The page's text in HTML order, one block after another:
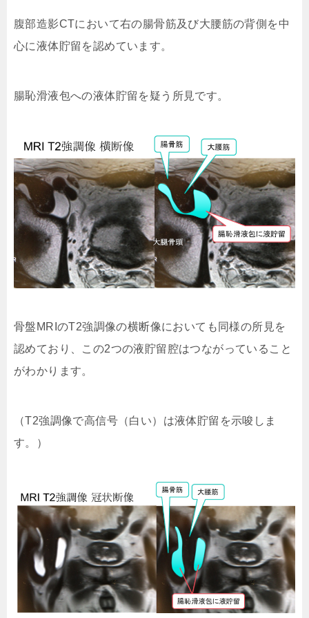
腹部造影CTにおいて右の腸骨筋及び大腰筋の背側を中
心に液体貯留を認めています。
腸恥滑液包への液体貯留を疑う所見です。
骨盤MRIのT2強調像の横断像においても同様の所見を
認めており、この2つの液貯留腔はつながっていること
がわかります。
（T2強調像で高信号（白い）は液体貯留を示唆しま
す。）